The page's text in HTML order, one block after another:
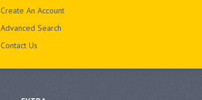
Create An Account
Advanced Search
Contact Us